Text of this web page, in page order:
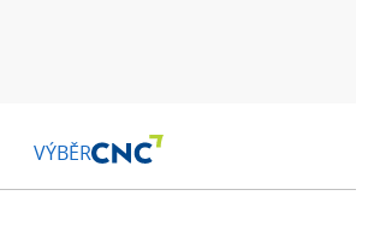
VÝBĚR